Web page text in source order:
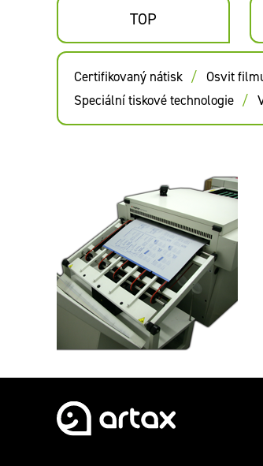
TOP
Certifikovaný nátisk Osvit
Speciální tiskové technologie
Výroba CTP desek pro tiskové
stroje POLLY a SAKURAI